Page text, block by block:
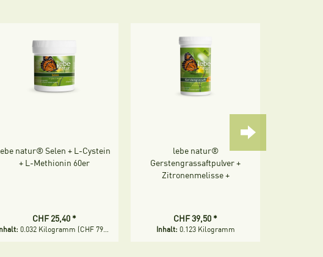
natur® Selen + L-Cystein
+ L-Methionin 60er
CHF 25,40 *
Inhalt: 0.032 Kilogramm (CHF 793,75 * / 1 Kilogramm)
lebe natur®
Gerstengrassaftpulver +
Zitronenmelisse +
CHF 39,50 *
Inhalt: 0.123 Kilogramm